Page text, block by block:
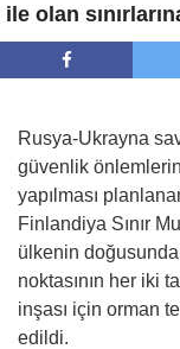
ile olan
Rusya-Ukrayna
güvenlik
yapılması
Finlandiya Sınır
ülkenin doğusunda
noktasının her iki
inşası için orman
edildi.